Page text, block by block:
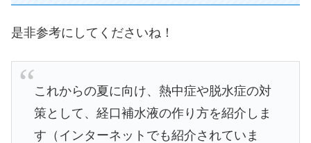
是非参考にしてくださいね！
これからの夏に向け、熱中症や脱水症の対
策として、経口補水液の作り方を紹介しま
す（インターネットでも紹介されていま